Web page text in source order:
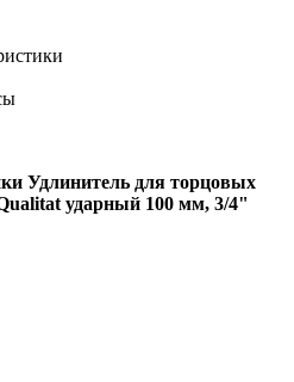
Удлинитель для торцовых
ударный 100 мм, 3/4"